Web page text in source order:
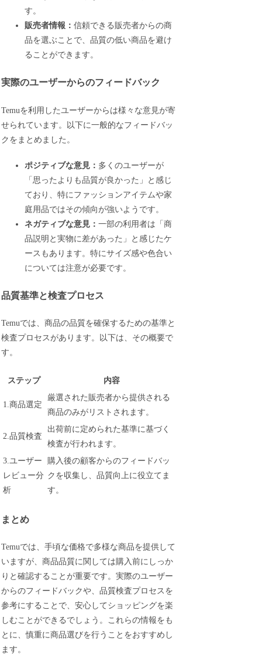
す。
販売者情報：信頼できる販売者からの商
品を選ぶことで、品質の低い商品を避け
ることができます。
実際のユーザーからのフィードバック
Temuを利用したユーザーからは様々な意見が寄
せられています。以下に一般的なフィードバッ
クをまとめました。
ポジティブな意見： 多くのユーザーが
「思ったよりも品質が良かった」と感じ
ており、特にファッションアイテムや家
庭用品ではその傾向が強いようです。
ネガティブな意見：一部の利用者は「商
品説明と実物に差があった」と感じたケ
ースもあります。特にサイズ感や色合い
については注意が必要です。
品質基準と検査プロセス
Temuでは、商品の品質を確保するための基準と
検査プロセスがあります。以下は、その概要で
す。
ステップ 内容
1.商品選定
厳選された販売者から提供される
商品のみがリストされます。
2.品質検査
出荷前に定められた基準に基づく
検査が行われます。
3.ユーザー
レビュー分
析
購入後の顧客からのフィードバッ
クを収集し、品質向上に役立てま
す。
まとめ
Temuでは、手頃な価格で多様な商品を提供して
いますが、商品品質に関しては購入前にしっか
りと確認することが重要です。実際のユーザー
からのフィードバックや、品質検査プロセスを
参考にすることで、安心してショッピングを楽
しむことができるでしょう。これらの情報をも
とに、慎重に商品選びを行うことをおすすめし
ます。